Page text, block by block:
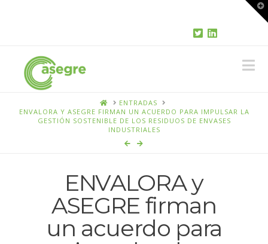
HOMEENTRADAS
ENVALORA Y ASEGRE FIRMAN UN ACUERDO PARA IMPULSAR LA
GESTIÓN SOSTENIBLE DE LOS RESIDUOS DE ENVASES
INDUSTRIALES
ENVALORA y
ASEGRE firman
un acuerdo para